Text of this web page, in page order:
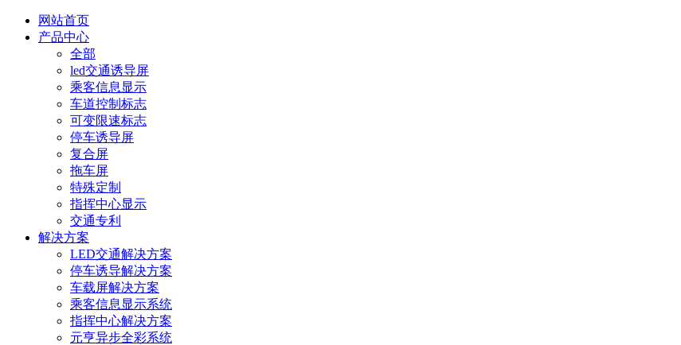
网站首页
产品中心
全部
led交通诱导屏
乘客信息显示
车道控制标志
可变限速标志
停车诱导屏
复合屏
拖车屏
特殊定制
指挥中心显示
交通专利
解决方案
LED交通解决方案
停车诱导解决方案
车载屏解决方案
乘客信息显示系统
指挥中心解决方案
元亨异步全彩系统